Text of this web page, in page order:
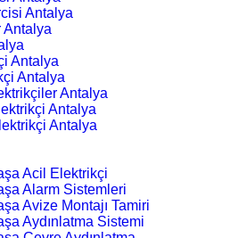
Antalya
Antalya
Antalya
Antalya
Antalya
Antalya
Antalya
Acil Elektrikçi
Alarm Sistemleri
Avize Montajı Tamiri
Aydınlatma Sistemi